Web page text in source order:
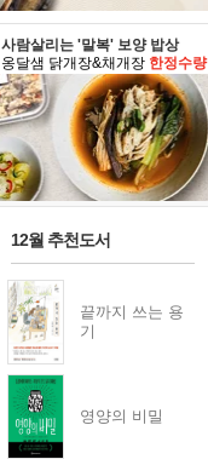
사람살리는 '말복' 보양 밥상
옹달샘 닭개장&채개장 한정수량
12월 추천도서
끝까지 쓰는 용
기
영양의 비밀